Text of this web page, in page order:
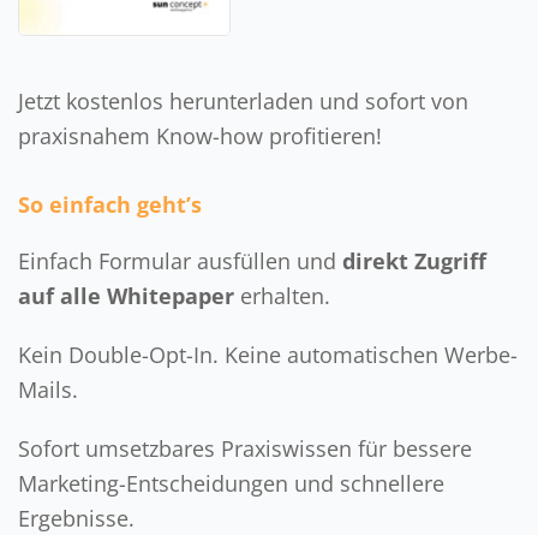
Jetzt kostenlos herunterladen und sofort von
praxisnahem Know-how profitieren!
So einfach geht’s
Einfach Formular ausfüllen und direkt Zugriff
auf alle Whitepaper erhalten.
Kein Double-Opt-In. Keine automatischen Werbe-
Mails.
Sofort umsetzbares Praxiswissen für bessere
Marketing-Entscheidungen und schnellere
Ergebnisse.